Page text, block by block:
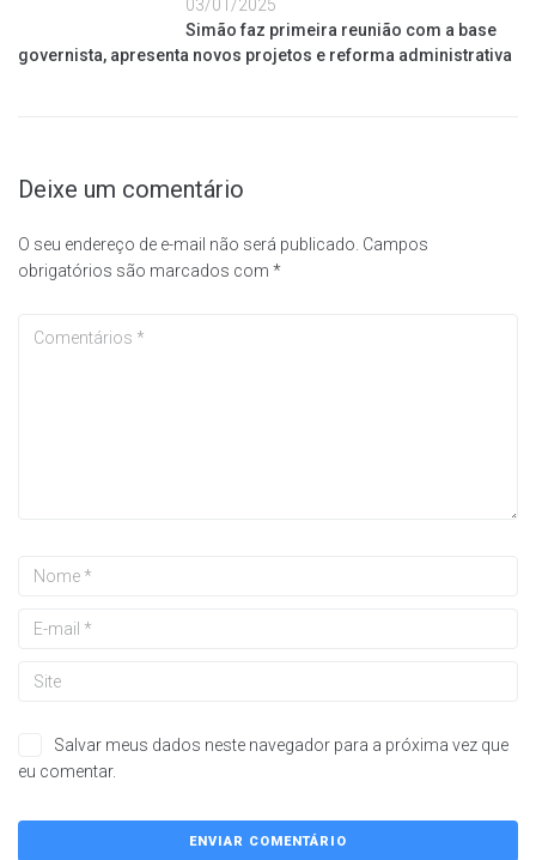
03/01/2025
Simão faz primeira reunião com a base
governista, apresenta novos projetos e reforma administrativa
Deixe um comentário
O seu endereço de e-mail não será publicado. Campos
obrigatórios são marcados com *
Salvar meus dados neste navegador para a próxima vez que
eu comentar.